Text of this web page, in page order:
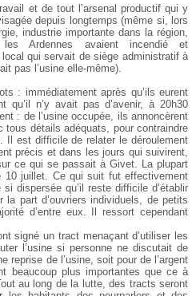
et de tout l’arsenal productif qui y
depuis longtemps (même si, lors
industrie importante dans la région,
Ardennes avaient incendié et
qui servait de siège administratif à
pas l’usine elle-même).
: immédiatement après qu’ils eurent
qu’il n’y avait pas d’avenir, à 20h30
: de l’usine occupée, ils annoncèrent
tous détails adéquats, pour contraindre
Il est difficile de relater le déroulement
précis et dans les jours qui suivirent,
ce qui se passait à Givet. La plupart
10 juillet. Ce qui suit fut effectivement
dispersée qu’il reste difficile d’établir
part d’ouvriers individuels, de petits
d’entre eux. Il ressort cependant
signé un tract menaçant d’utiliser les
l’usine si personne ne discutait de
reprise de l’usine, soit pour de l’argent
beaucoup plus importantes que ce à
au long de la lutte, des tracts seront